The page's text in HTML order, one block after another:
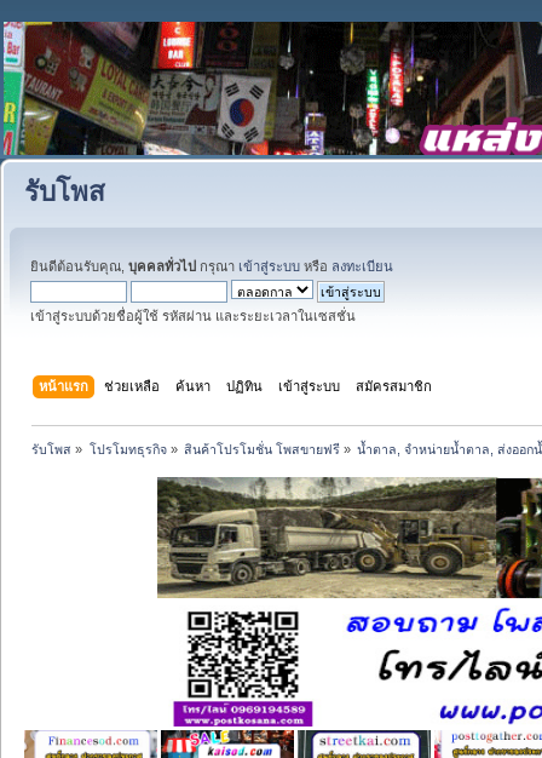
รับโพส
ยินดีต้อนรับคุณ, บุคคลทั่วไป กรุณา เข้าสู่ระบบ หรือ ลงทะเบียน
เข้าสู่ระบบด้วยชื่อผู้ใช้ รหัสผ่าน และระยะเวลาในเซสชั่น
หน้าแรก ช่วยเหลือ ค้นหา ปฏิทิน เข้าสู่ระบบ สมัครสมาชิก
รับโพส » โปรโมทธุรกิจ» สินค้าโปรโมชั่น โพสขายฟรี» น้ำตาล, จำหน่ายน้ำตาล, ส่งออก